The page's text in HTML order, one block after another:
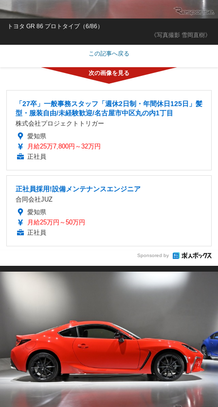
《写真撮影 雪岡直樹》
トヨタ GR 86 プロトタイプ（6/86）
この記事へ戻る
「27卒」一般事務スタッフ「週休2日制・年間休日125日」髪
型・服装自由/未経験歓迎/名古屋市中区丸の内1丁目
株式会社プロジェクトトリガー
愛知県
月給25万7,800円～32万円
正社員
正社員採用!設備メンテナンスエンジニア
合同会社JUZ
愛知県
月給25万円～50万円
正社員
Sponsored by